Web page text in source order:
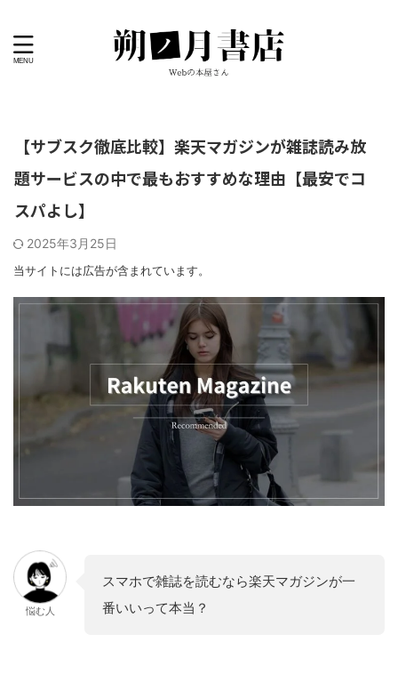
【サブスク徹底比較】楽天マガジンが雑誌読み放
題サービスの中で最もおすすめな理由【最安でコ
スパよし】
2025年3月25日
当サイトには広告が含まれています。
悩む人
スマホで雑誌を読むなら楽天マガジンが一
番いいって本当？